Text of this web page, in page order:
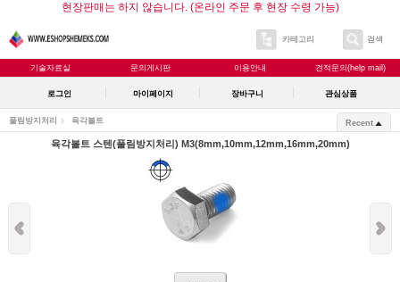
현장판매는 하지 않습니다. (온라인 주문 후 현장 수령 가능)
카테고리 검색
기술자료실 문의게시판 이용안내 견적문의(help mail)
로그인 마이페이지 장바구니 관심상품
풀림방지처리 육각볼트 Recent
육각볼트 스텐(풀림방지처리) M3(8mm,10mm,12mm,16mm,20mm)